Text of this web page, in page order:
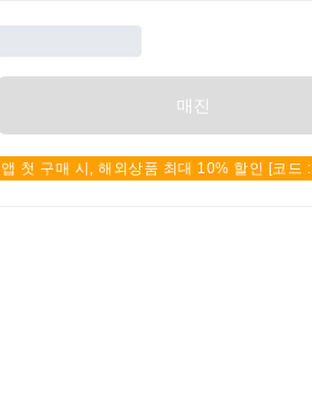
매진
앱 첫 구매 시, 해외상품 최대 10% 할인 [코드 :